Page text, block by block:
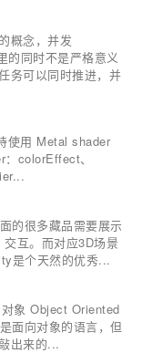
概念，并发
的同时不是严格意义
务可以同时推进，并
使用 Metal shader
colorEffect、
的很多藏品需要展示
互。而对应3D场景
是个天然的优秀...
象 Object Oriented
面向对象的语言，但
出来的...